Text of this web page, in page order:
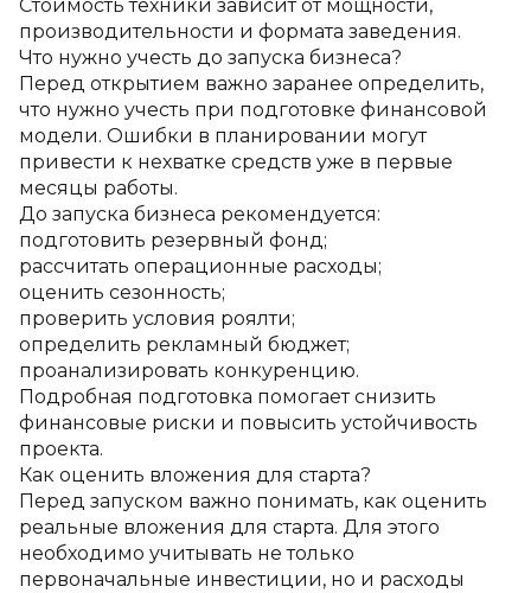
Стоимость техники зависит от мощности,
производительности и формата заведения.
Что нужно учесть до запуска бизнеса?
Перед открытием важно заранее определить,
что нужно учесть при подготовке финансовой
модели. Ошибки в планировании могут
привести к нехватке средств уже в первые
месяцы работы.
До запуска бизнеса рекомендуется:
подготовить резервный фонд;
рассчитать операционные расходы;
оценить сезонность;
проверить условия роялти;
определить рекламный бюджет;
проанализировать конкуренцию.
Подробная подготовка помогает снизить
финансовые риски и повысить устойчивость
проекта.
Как оценить вложения для старта?
Перед запуском важно понимать, как оценить
реальные вложения для старта. Для этого
необходимо учитывать не только
первоначальные инвестиции, но и расходы